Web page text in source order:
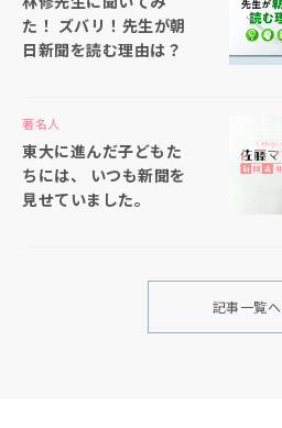
た！ ズバリ！先生が朝
日新聞を読む理由は？
著名人
東大に進んだ子どもた
ちには、 いつも新聞を
見せていました。
記事一覧へ